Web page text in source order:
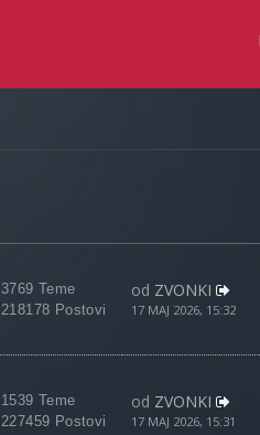
3769 Teme
218178 Postovi
od ZVONKI
17 MAJ 2026, 15:32
1539 Teme
227459 Postovi
od ZVONKI
17 MAJ 2026, 15:31